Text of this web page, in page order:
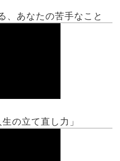
、あなたの苦手なこと
の立て直し力」